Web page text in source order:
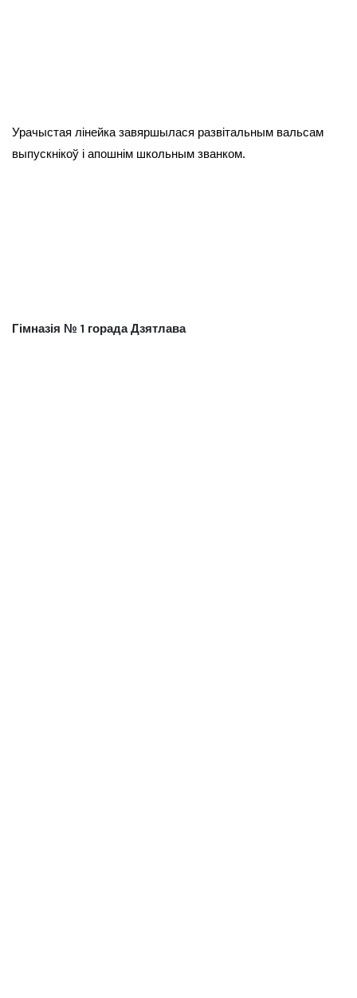
Урачыстая лінейка завяршылася развітальным вальсам
выпускнікоў і апошнім школьным званком.
Гімназія № 1 горада Дзятлава